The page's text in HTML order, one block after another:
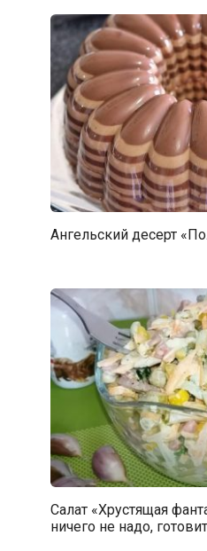
Ангельский десерт
Салат «Хрустящая
ничего не надо,